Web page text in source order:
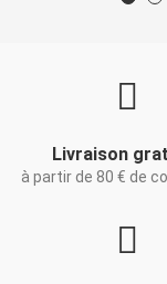
Livraison
à partir de 80 € de